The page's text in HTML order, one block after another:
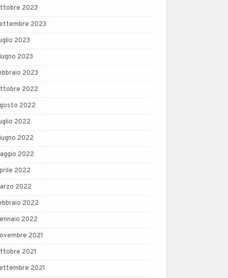
2023
2023
2023
2023
2023
2022
2022
2022
2022
2022
2022
2022
2022
2022
2021
2021
2021